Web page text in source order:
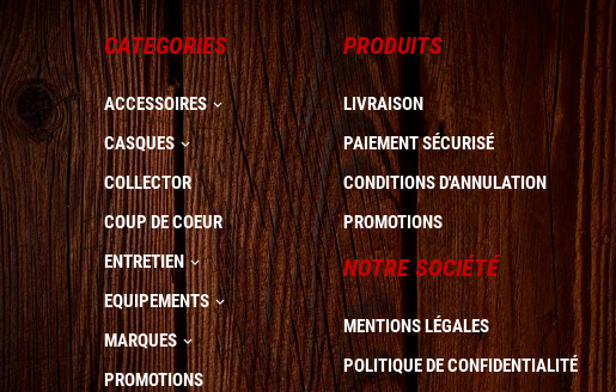
CATEGORIES
ACCESSOIRES 
CASQUES 
COLLECTOR
COUP DE COEUR
ENTRETIEN
EQUIPEMENTS 
MARQUES 
PROMOTIONS
PRODUITS
LIVRAISON
PAIEMENT SÉCURISÉ
CONDITIONS D'ANNULATION
PROMOTIONS
NOTRE SOCIÉTÉ
MENTIONS LÉGALES
POLITIQUE DE CONFIDENTIALITÉ